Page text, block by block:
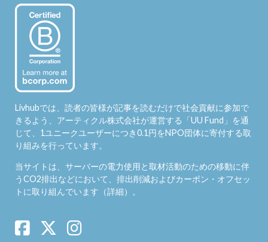
Livhubでは、読者の皆様が記事を読むだけで社会貢献に参加で
きるよう、アーティクル株式会社が運営する「UU Fund 」を通
じて、1ユニークユーザーにつき0.1円をNPO団体に寄付する取
り組みを行っています。
当サイトは、サーバーの電力使用と取材活動のための移動に伴
うCO2排出などにおいて、排出削減およびカーボン・オフセッ
トに取り組んでいます（詳細）。